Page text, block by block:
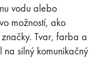
vodu alebo
možností, ako
Tvar, farba a
silný komunikačný